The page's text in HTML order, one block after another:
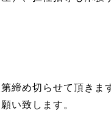
締め切らせて頂きま
い致します。